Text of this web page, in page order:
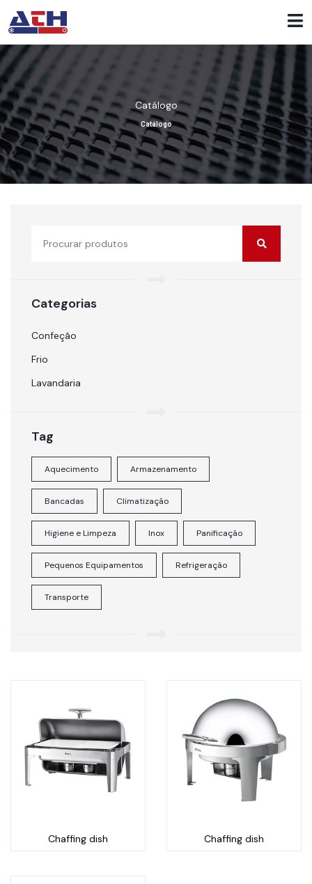
Catálogo
Catálogo
Categorias
Confeção
Frio
Lavandaria
Tag
Aquecimento Armazenamento
Bancadas Climatização
Higiene e Limpeza Inox Panificação
Pequenos Equipamentos Refrigeração
Transporte
Chaffing dish Chaffing dish